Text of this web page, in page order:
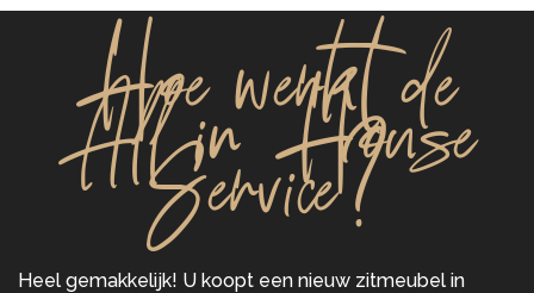
Hoe werkt de
All in House
Service?
Heel gemakkelijk! U koopt een nieuw zitmeubel in